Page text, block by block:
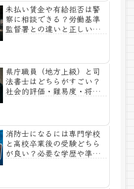
未払い賃金や有給拒否は警
察に相談できる？労働基準
監督署との違いと正しい対
県庁職員（地方上級）と司
法書士はどちらがすごい？
社会的評価・難易度・将来
消防士になるには専門学校
と高校卒業後の受験どちら
が良い？必要な学歴や準備